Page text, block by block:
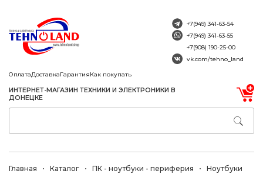
ОплатаДоставкаГарантияКак покупать
ИНТЕРНЕТ-МАГАЗИН ТЕХНИКИ И ЭЛЕКТРОНИКИ В
ДОНЕЦКЕ
+7(949) 341-63-54
+7(949) 341-63-55
+7(908) 190-25-00
vk.com/tehno_land
Главная Каталог ПК - ноутбуки - периферия Ноутбуки